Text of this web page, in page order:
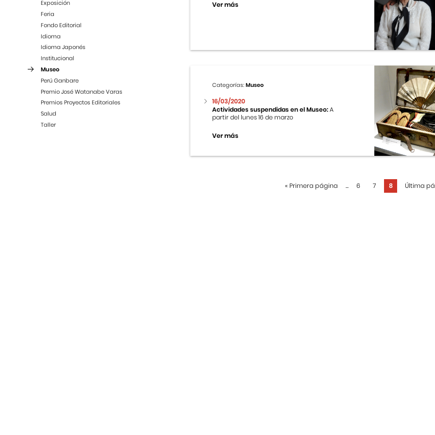
Exposición
Feria
Fondo Editorial
Idioma
Idioma Japonés
Institucional
Museo
Perú Ganbare
Premio José Watanabe Varas
Premios Proyectos Editoriales
Salud
Taller
Ver más
Categorías:Museo
16/03/2020
Actividades suspendidas en el Museo:A
partir del lunes 16 de marzo
Ver más
« Primera página ... 6 7 8 Última